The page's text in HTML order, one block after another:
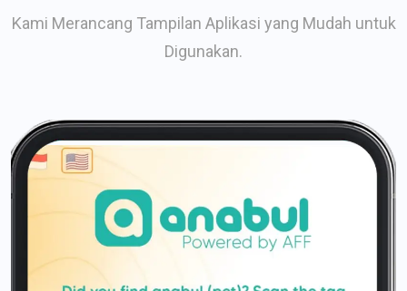
Kami Merancang Tampilan Aplikasi yang Mudah untuk
Digunakan.